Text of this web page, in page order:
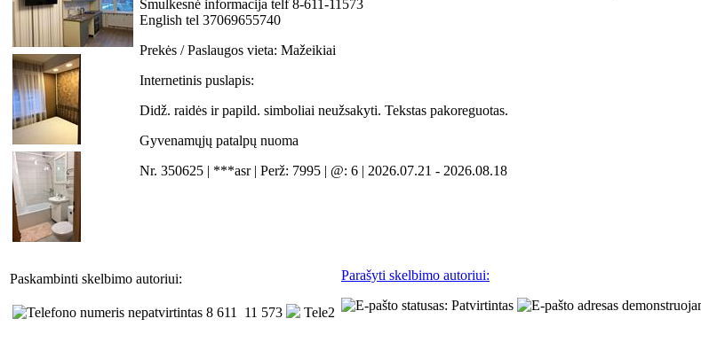
Smulkesnė informacija telf 8-611-11573
English tel 37069655740
Prekės / Paslaugos vieta: Mažeikiai
Internetinis puslapis:
Didž. raidės ir papild. simboliai neužsakyti. Tekstas pakoreguotas.
Gyvenamųjų patalpų nuoma
Nr. 350625 | ***asr | Perž: 7995 | @: 6 | 2026.07.21 - 2026.08.18
Paskambinti skelbimo autoriui:
8 611 11 573 Tele2
Parašyti skelbimo autoriui: